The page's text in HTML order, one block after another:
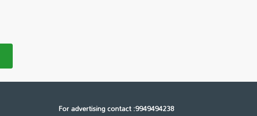
For advertising contact :9949494238